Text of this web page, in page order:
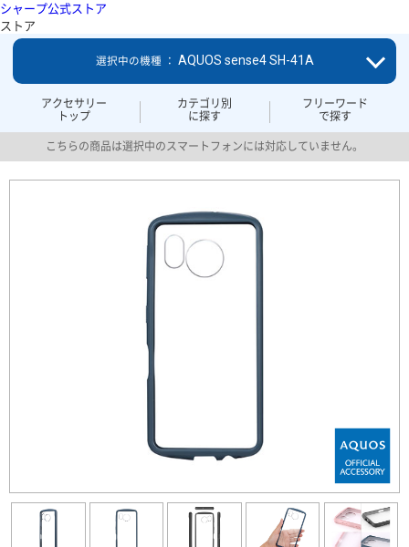
シャープ公式ストア
ストア
アクセサリー
トップ
カテゴリ別
に探す
フリーワード
で探す
選択中の機種 ： AQUOS sense4 SH-41A
こちらの商品は選択中のスマートフォンには対応していません。